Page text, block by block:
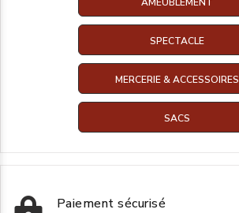
SPECTACLE
MERCERIE & ACCESSOIRES
SACS
Paiement sécurisé